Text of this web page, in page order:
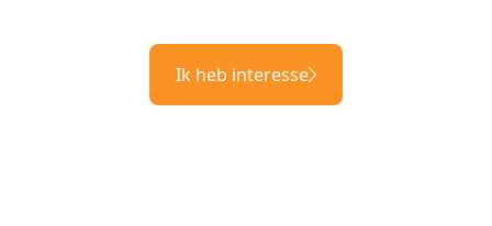
Ik heb interesse